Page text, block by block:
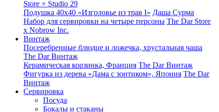
Store × Studio 29
Подушка 40x40 «Изголовье из трав I» Даша Сурма
Набор для сервировки на четыре персоны The Dar Store
х Nobrow Inc.
Винтаж
Посеребренные блюдце и ложечка, хрустальная чаша
The Dar Винтаж
Керамическая корзинка, Франция The Dar Винтаж
Фигурка из дерева «Дама с зонтиком», Япония The Dar
Винтаж
Сервировка
Посуда
Бокалы и стаканы